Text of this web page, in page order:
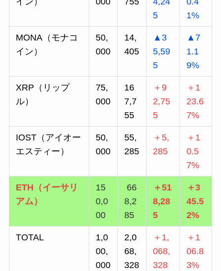
5
1%
MONA（モナコ
イン）
50,
000
14,
405
▲3
5,59
5
▲7
1.1
9%
XRP（リップ
ル）
75,
000
16
7,7
55
＋9
2,75
5
＋1
23.6
7%
IOST（アイオー
エスティー）
50,
000
55,
285
＋5,
285
＋1
0.5
7%
ETH（イーサリ
アム）
15
0,0
00
66
8,2
85
＋51
8,28
5
＋3
45.5
2%
TOTAL
1,0
00,
000
2,0
68,
328
＋1,
068,
328
＋1
06.8
3%